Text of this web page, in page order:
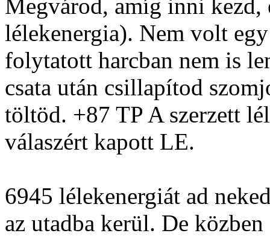
Megvárod, amíg inni kezd,
lélekenergia). Nem volt
folytatott harcban nem is
csata után csillapítod
töltöd. +87 TP A szerzett
válaszért kapott LE.
6945 lélekenergiát ad
az utadba kerül. De